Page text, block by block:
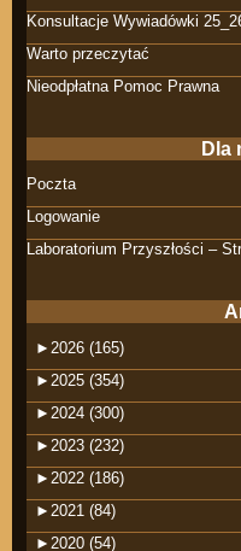
Konsultacje Wywiadówki
Warto przeczytać
Nieodpłatna Pomoc Prawna
Dla
Poczta
Logowanie
Laboratorium Przyszłości –
► 2026 (165)
► 2025 (354)
► 2024 (300)
► 2023 (232)
► 2022 (186)
► 2021 (84)
► 2020 (54)